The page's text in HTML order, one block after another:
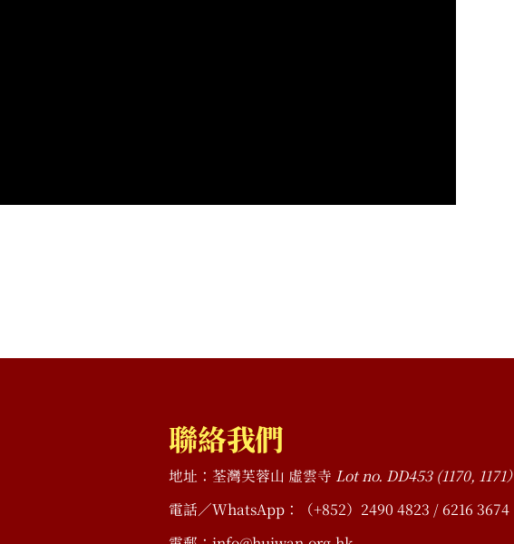
聯絡我們
地址：荃灣芙蓉山 虛雲寺 Lot no. DD453 (1170, 1171）
電話／WhatsApp：（+852）2490 4823 / 6216 3674